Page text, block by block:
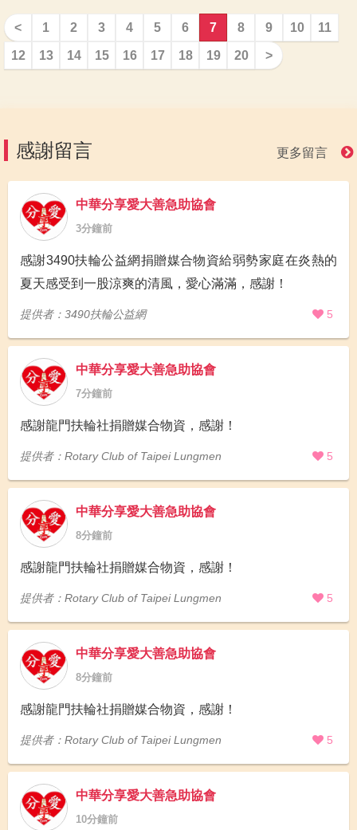
< 1 2 3 4 5 6 7 8 9 10 11
12 13 14 15 16 17 18 19 20 >
感謝留言 更多留言
中華分享愛大善急助協會
3分鐘前
感謝3490扶輪公益網捐贈媒合物資給弱勢家庭在炎熱的
夏天感受到一股涼爽的清風，愛心滿滿，感謝！
提供者：3490扶輪公益網 5
中華分享愛大善急助協會
7分鐘前
感謝龍門扶輪社捐贈媒合物資，感謝！
提供者：Rotary Club of Taipei Lungmen 5
中華分享愛大善急助協會
8分鐘前
感謝龍門扶輪社捐贈媒合物資，感謝！
提供者：Rotary Club of Taipei Lungmen 5
中華分享愛大善急助協會
8分鐘前
感謝龍門扶輪社捐贈媒合物資，感謝！
提供者：Rotary Club of Taipei Lungmen 5
中華分享愛大善急助協會
10分鐘前